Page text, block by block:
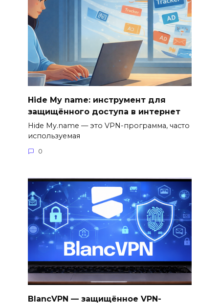
Hide My name: инструмент для
защищённого доступа в интернет
Hide My.name — это VPN-программа, часто
используемая
0
BlancVPN — защищённое VPN-